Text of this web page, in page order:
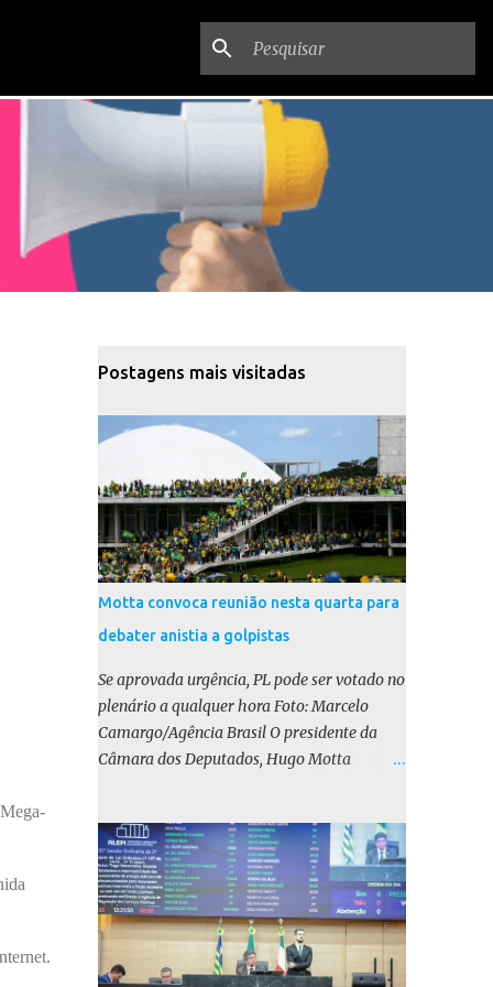
Postagens mais visitadas
Motta convoca reunião nesta quarta para
debater anistia a golpistas
Se aprovada urgência, PL pode ser votado no
plenário a qualquer hora Foto: Marcelo
Camargo/Agência Brasil O presidente da
Câmara dos Deputados, Hugo Motta
líderes para discutir a votação da urgência
para o projeto de lei (PL) que prevê a anistia
aos condenados por tentativa de golpe de
Estado. Motta disse, em uma rede social, que
a reunião vai “deliberar sobre a urgência dos
projetos que tratam do acontecido em 8 de